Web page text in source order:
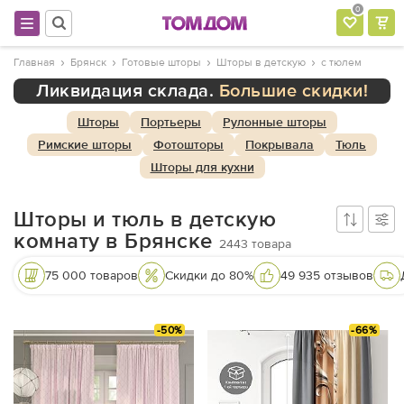
0
Главная Брянск Готовые шторы Шторы в детскую с тюлем
Ликвидация склада. Большие скидки!
Шторы Портьеры
Рулонные шторы
Римские шторы
Фотошторы Покрывала
Тюль
Шторы для кухни
Шторы и тюль в детскую
комнату в Брянске 2443 товара
75 000 товаров Скидки до 80% 49 935 отзывов
-50% -66%